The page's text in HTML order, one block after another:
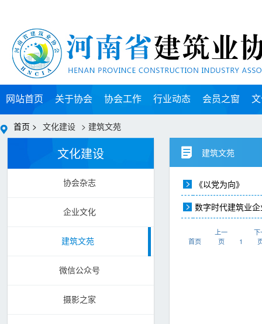
网站首页 关于协会 协会工作 行业动态 会员之窗
首页 > 文化建设 > 建筑文苑
文化建设
协会杂志
企业文化
建筑文苑
微信公众号
摄影之家
建筑文苑
《以党为向》
数字时代建筑业
首页
上一
页
1
下